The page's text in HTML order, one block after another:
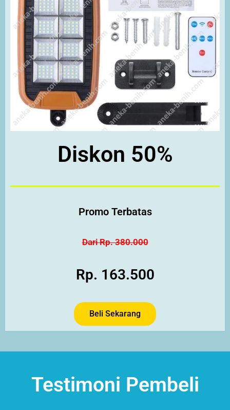
Diskon 50%
Promo Terbatas
Dari Rp. 380.000
Rp. 163.500
Beli Sekarang
Testimoni Pembeli